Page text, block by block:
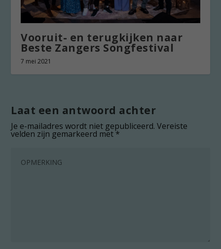
Vooruit- en terugkijken naar
Beste Zangers Songfestival
7 mei 2021
Laat een antwoord achter
Je e-mailadres wordt niet gepubliceerd. Vereiste
velden zijn gemarkeerd met*